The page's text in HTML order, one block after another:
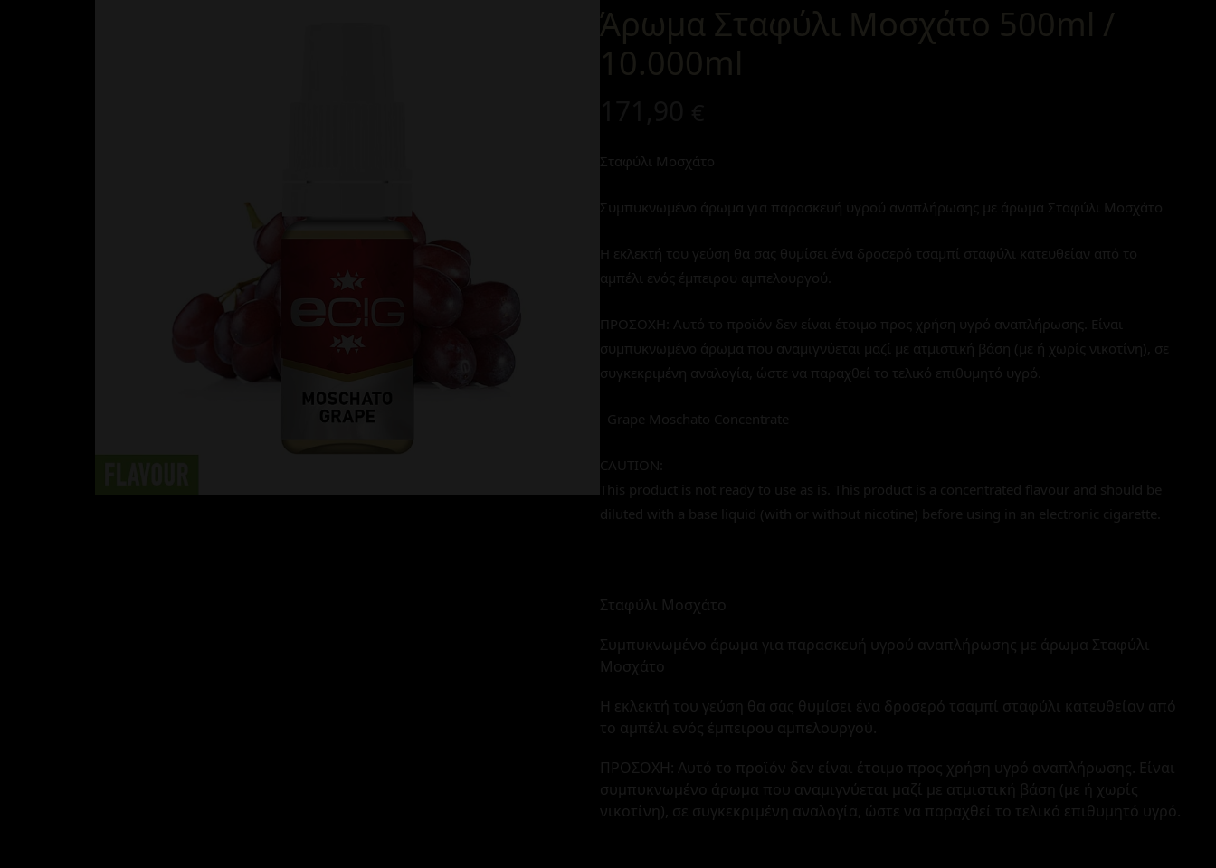
Άρωμα Σταφύλι Μοσχάτο 500ml /
10.000ml
Σταφύλι Μοσχάτο
Συμπυκνωμένο άρωμα για παρασκευή υγρού αναπλήρωσης με άρωμα Σταφύλι Μοσχάτο
Η εκλεκτή του γεύση θα σας θυμίσει ένα δροσερό τσαμπί σταφύλι κατευθείαν από το
αμπέλι ενός έμπειρου αμπελουργού.
ΠΡΟΣΟΧΗ: Αυτό το προϊόν δεν είναι έτοιμο προς χρήση υγρό αναπλήρωσης. Είναι
συμπυκνωμένο άρωμα που αναμιγνύεται μαζί με ατμιστική βάση (με ή χωρίς νικοτίνη), σε
συγκεκριμένη αναλογία, ώστε να παραχθεί το τελικό επιθυμητό υγρό.
Grape Moschato Concentrate
CAUTION:
This product is not ready to use as is. This product is a concentrated flavour and should be
diluted with a base liquid (with or without nicotine) before using in an electronic cigarette.
Σταφύλι Μοσχάτο
Συμπυκνωμένο άρωμα για παρασκευή υγρού αναπλήρωσης με άρωμα Σταφύλι
Μοσχάτο
Η εκλεκτή του γεύση θα σας θυμίσει ένα δροσερό τσαμπί σταφύλι κατευθείαν από
το αμπέλι ενός έμπειρου αμπελουργού.
ΠΡΟΣΟΧΗ: Αυτό το προϊόν δεν είναι έτοιμο προς χρήση υγρό αναπλήρωσης. Είναι
συμπυκνωμένο άρωμα που αναμιγνύεται μαζί με ατμιστική βάση (με ή χωρίς
νικοτίνη), σε συγκεκριμένη αναλογία, ώστε να παραχθεί το τελικό επιθυμητό υγρό.